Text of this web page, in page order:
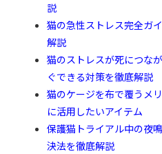
説
猫の急性ストレス完全ガ
解説
猫のストレスが死につな
ぐできる対策を徹底解説
猫のケージを布で覆うメ
に活用したいアイテム
保護猫トライアル中の夜
決法を徹底解説